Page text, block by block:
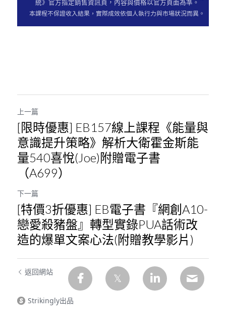
統》官方指定銷售資訊頁，內容與價格以官方頁面為準。
本課程不保證收入結果，實際成效依個人執行力與市場狀況而異。
上一篇
[限時優惠] EB157線上課程《能量與
意識提升策略》解析大衛霍金斯能
量540喜悅(Joe)附贈電子書
（A699）
下一篇
[特價3折優惠] EB電子書『網創A10-
戀愛殺豬盤』轉型實錄PUA話術改
造的爆單文案心法(附贈教學影片)
返回網站
Strikingly出品